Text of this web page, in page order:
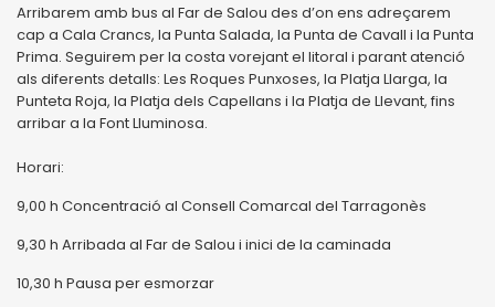
Arribarem amb bus al Far de Salou des d’on ens adreçarem
cap a Cala Crancs, la Punta Salada, la Punta de Cavall i la Punta
Prima. Seguirem per la costa vorejant el litoral i parant atenció
als diferents detalls: Les Roques Punxoses, la Platja Llarga, la
Punteta Roja, la Platja dels Capellans i la Platja de Llevant, fins
arribar a la Font Lluminosa.
Horari:
9,00 h Concentració al Consell Comarcal del Tarragonès
9,30 h Arribada al Far de Salou i inici de la caminada
10,30 h Pausa per esmorzar